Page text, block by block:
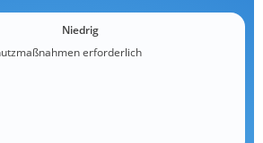
Niedrig
erforderlich